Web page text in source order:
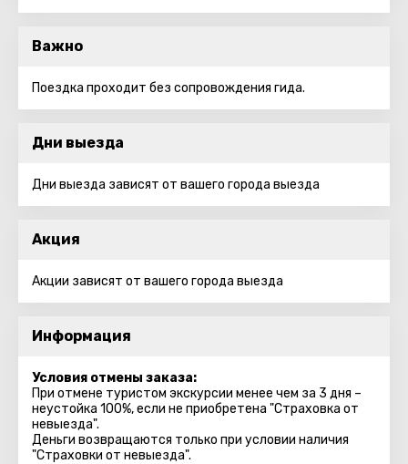
Важно
Поездка проходит без сопровождения гида.
Дни выезда
Дни выезда зависят от вашего города выезда
Акция
Акции зависят от вашего города выезда
Информация
Условия отмены заказа:
При отмене туристом экскурсии менее чем за 3 дня –
неустойка 100%, если не приобретена "Страховка от
невыезда".
Деньги возвращаются только при условии наличия
"Страховки от невыезда".